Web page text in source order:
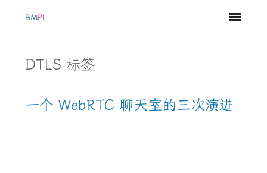
BMPI
DTLS 标签
一个 WebRTC 聊天室的三次演进